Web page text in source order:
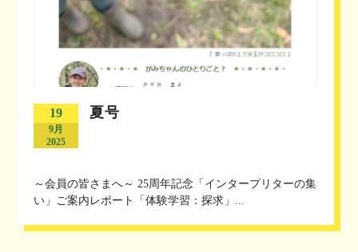
19
9月
2025
夏号
～会員の皆さまへ～ 25周年記念「インタープリターの集
い」ご案内レポート「体験学習：探求」...